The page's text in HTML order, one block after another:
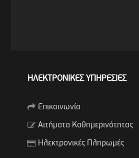
ΗΛΕΚΤΡΟΝΙΚΕΣ ΥΠΗΡΕΣΙΕΣ
Επικοινωνία
Αιτήματα Καθημερινότητας
Ηλεκτρονικές Πληρωμές